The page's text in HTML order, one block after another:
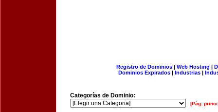
Registro de Dominios| Web Hosting |
Dominios Expirados | Industrias |
Categorías de Dominio:
[Pág.